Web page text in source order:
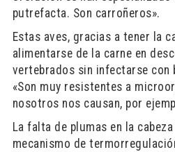
putrefacta. Son carroñeros».
Estas aves, gracias a tener la
alimentarse de la carne en
vertebrados sin infectarse con
«Son muy resistentes a
nosotros nos causan, por
La falta de plumas en la
mecanismo de